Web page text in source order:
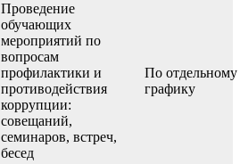
Проведение
обучающих
мероприятий по
вопросам
профилактики и
противодействия
коррупции:
совещаний,
семинаров, встреч,
бесед
По отдельному
графику